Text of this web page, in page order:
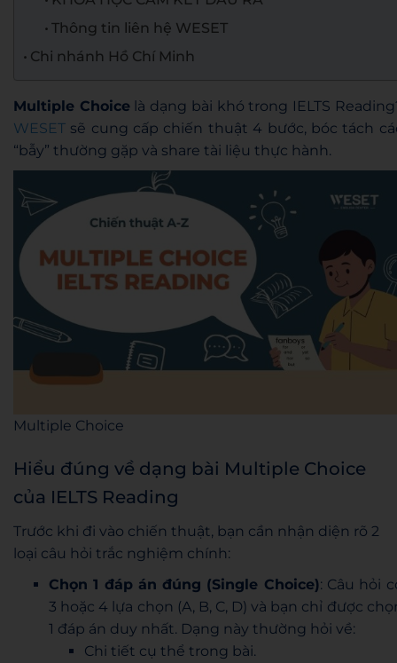
Thông tin liên hệ WESET
Chi nhánh Hồ Chí Minh
Multiple Choicelà dạng bài khó trong IELTS
WESET sẽ cung cấp chiến thuật 4 bước, bóc tách
“bẫy” thường gặp và share tài liệu thực hành.
Multiple Choice
Hiểu đúng về dạng bài Multiple Choice
của IELTS Reading
Trước khi đi vào chiến thuật, bạn cần nhận diện rõ 2
loại câu hỏi trắc nghiệm chính:
Chọn 1 đáp án đúng (Single Choice): Câu hỏi
3 hoặc 4 lựa chọn (A, B, C, D) và bạn chỉ được
1 đáp án duy nhất. Dạng này thường hỏi về:
Chi tiết cụ thể trong bài.